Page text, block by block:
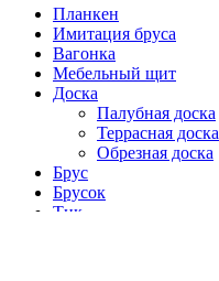
Планкен
Имитация бруса
Вагонка
Мебельный щит
Доска
Палубная доска
Террасная доска
Обрезная доска
Брус
Брусок
Тик